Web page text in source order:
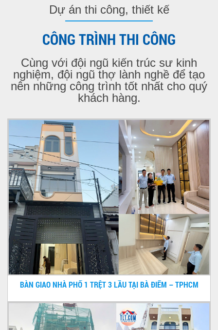
Dự án thi công, thiết kế
CÔNG TRÌNH THI CÔNG
Cùng với đội ngũ kiến trúc sư kinh
nghiệm, đội ngũ thợ lành nghề để tạo
nên những công trình tốt nhất cho quý
khách hàng.
BÀN GIAO NHÀ PHỐ 1 TRỆT 3 LẦU TẠI BÀ ĐIỂM – TPHCM